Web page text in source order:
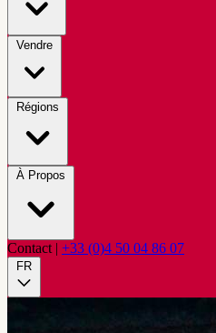
Vendre
Régions
À Propos
Contact | +33 (0)4 50 04 86 07
FR